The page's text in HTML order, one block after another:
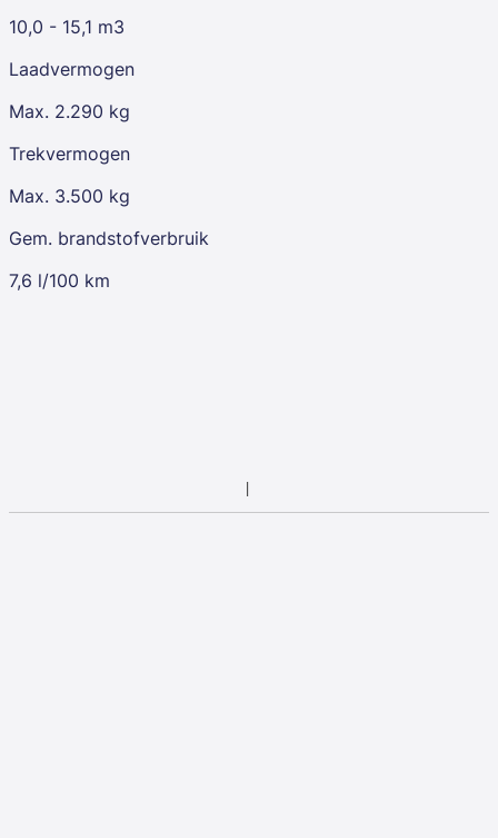
10,0 - 15,1 m3
Laadvermogen
Max. 2.290 kg
Trekvermogen
Max. 3.500 kg
Gem. brandstofverbruik
7,6 l/100 km